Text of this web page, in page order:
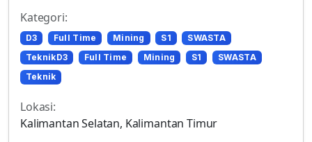
Kategori:
D3 Full Time Mining S1
SWASTA
TeknikD3
Full Time Mining S1
SWASTA
Teknik
Lokasi:
Kalimantan Selatan, Kalimantan Timur